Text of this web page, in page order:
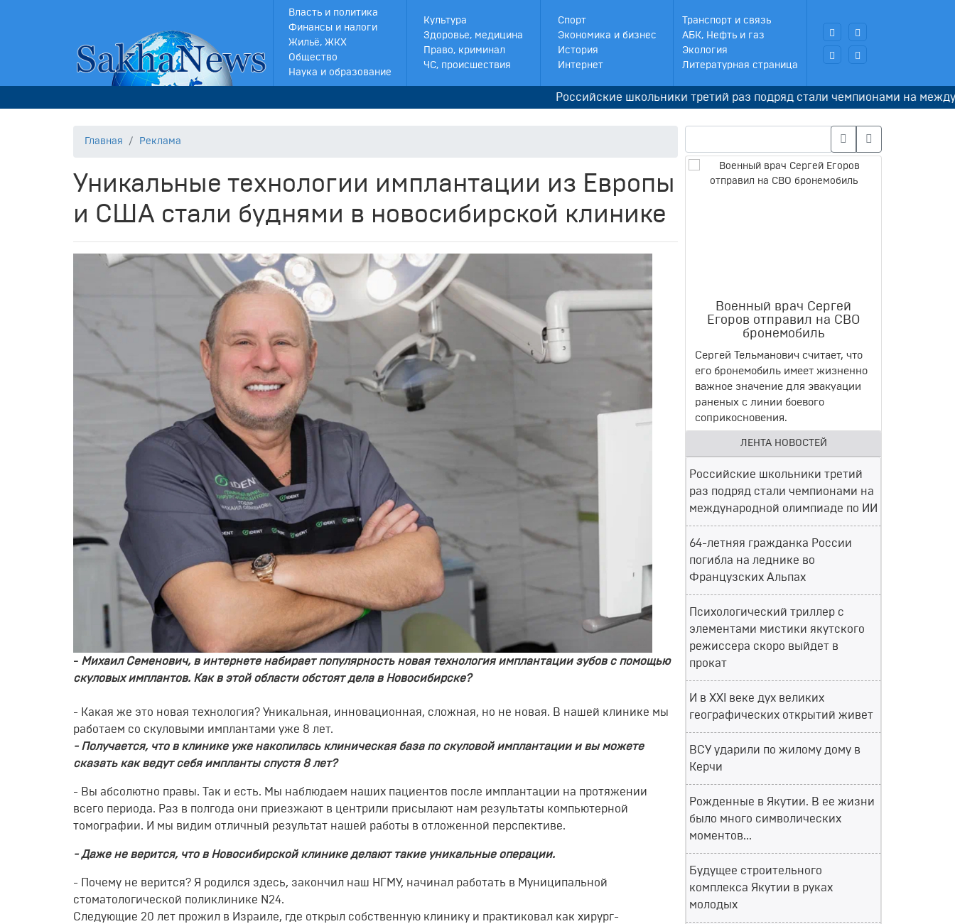
Власть и политика
Финансы и налоги
Жильё, ЖКХ
Общество
Наука и образование
Культура
Здоровье, медицина
Право, криминал
ЧС, происшествия
Спорт
Экономика и бизнес
История
Интернет
Транспорт и связь
АБК, Нефть и газ
Экология
Литературная страница
Российские школьники третий раз подряд стали чемпионами на международной
Главная Реклама
Уникальные технологии имплантации из Европы
и США стали буднями в новосибирской клинике
- Михаил Семенович, в интернете набирает популярность новая технология имплантации зубов с помощью
скуловыхимплантов. Как в этой области обстоят дела в Новосибирске?
- Какая же это новая технология? Уникальная, инновационная, сложная, но не новая. В нашей клинике мы
работаем со скуловыми имплантами уже 8 лет.
- Получается, что в клинике уже накопилась клиническая база по скуловой имплантации и вы можете
сказатькак ведут себяимплантыспустя8лет?
- Вы абсолютно правы. Так и есть. Мы наблюдаем наших пациентов после имплантации на протяжении
всего периода. Раз в полгода они приезжают в центрили присылают нам результаты компьютерной
томографии. И мы видим отличный результат нашей работы в отложенной перспективе.
- Даже не верится, что в Новосибирской клинике делают такие уникальные операции.
- Почему не верится? Я родился здесь, закончил наш НГМУ, начинал работать в Муниципальной
стоматологической поликлинике N24.
Следующие 20 лет прожил в Израиле, где открыл собственную клинику и практиковал как хирург-
Военный врач Сергей
Егоров отправил на СВО
бронемобиль
Сергей Тельманович считает, что
его бронемобиль имеет жизненно
важное значение для эвакуации
раненых с линии боевого
соприкосновения.
ЛЕНТА НОВОСТЕЙ
Российские школьники третий
раз подряд стали чемпионами на
международной олимпиаде по ИИ
64-летняя гражданка России
погибла на леднике во
Французских Альпах
Психологический триллер с
элементами мистики якутского
режиссера скоро выйдет в
прокат
И в XXI веке дух великих
географических открытий живет
ВСУ ударили по жилому дому в
Керчи
Рожденные в Якутии. В ее жизни
было много символических
моментов...
Будущее строительного
комплекса Якутии в руках
молодых